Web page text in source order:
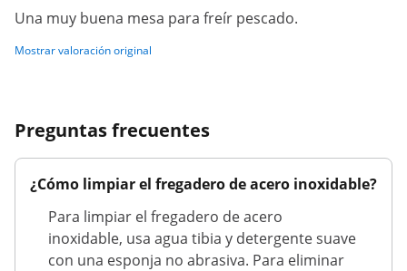
Una muy buena mesa para freír pescado.
Mostrar valoración original
Preguntas frecuentes
¿Cómo limpiar el fregadero de acero inoxidable?
Para limpiar el fregadero de acero
inoxidable, usa agua tibia y detergente suave
con una esponja no abrasiva. Para eliminar